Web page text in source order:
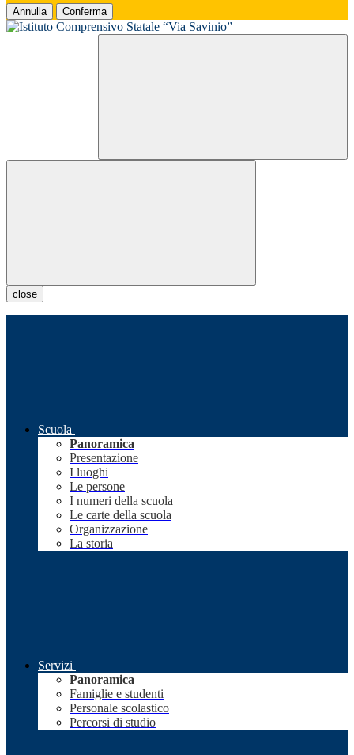
Annulla Conferma
close
Scuola
Panoramica
Presentazione
I luoghi
Le persone
I numeri della scuola
Le carte della scuola
Organizzazione
La storia
Servizi
Panoramica
Famiglie e studenti
Personale scolastico
Percorsi di studio